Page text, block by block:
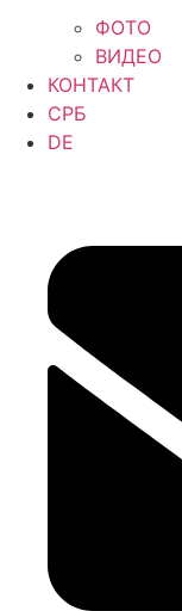
ФОТО
ВИДЕО
КОНТАКТ
СРБ
DE